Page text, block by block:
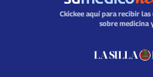
Ckickee aquí para recibir
sobre medicina